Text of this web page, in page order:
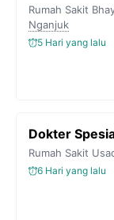
Rumah Sakit
Nganjuk
5 Hari yang lalu
Dokter
Rumah Sakit
6 Hari yang lalu